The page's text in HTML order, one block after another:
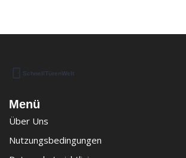
Menü
Über Uns
Nutzungsbedingungen